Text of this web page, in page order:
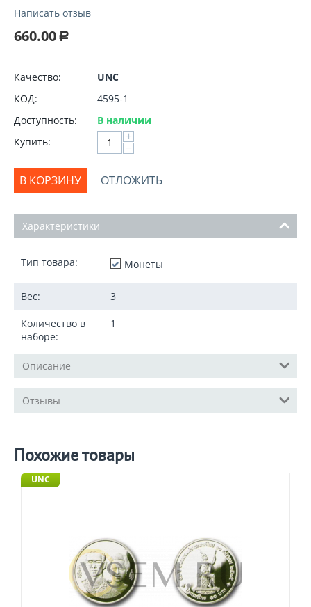
Написать отзыв
660.00 Р
Качество:
UNC
КОД:
4595-1
Доступность:
В наличии
Купить:
+
−
В КОРЗИНУ ОТЛОЖИТЬ
Характеристики
Тип товара: Монеты
Вес: 3
Количество в
наборе:
1
Описание
Отзывы
Похожие товары
UNC